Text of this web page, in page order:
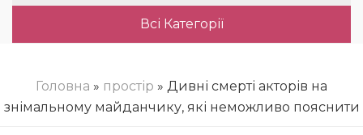
Всі Категорії
Головна » простір » Дивні смерті акторів на
знімальному майданчику, які неможливо пояснити